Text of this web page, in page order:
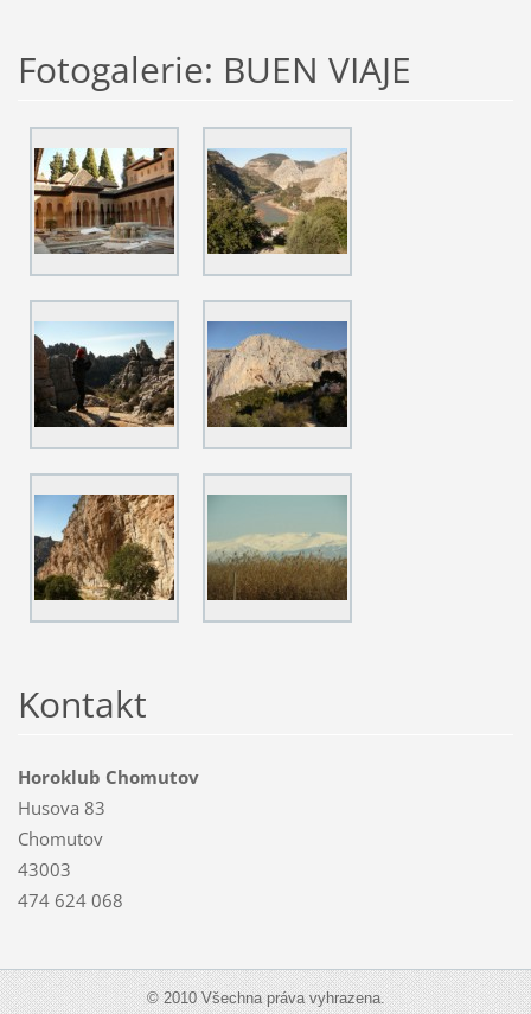
Fotogalerie: BUEN VIAJE
Kontakt
Horoklub Chomutov
Husova 83
Chomutov
43003
474 624 068
© 2010 Všechna práva vyhrazena.